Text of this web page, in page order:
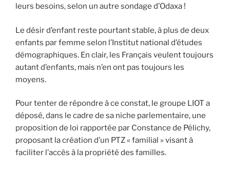
leurs besoins, selon un autre sondage d’Odaxa !
Le désir d’enfant reste pourtant stable, à plus de deux
enfants par femme selon l’Institut national d’études
démographiques. En clair, les Français veulent toujours
autant d’enfants, mais n’en ont pas toujours les
moyens.
Pour tenter de répondre à ce constat, le groupe LIOT a
déposé, dans le cadre de sa niche parlementaire, une
proposition de loi rapportée par Constance de Pélichy,
proposant la création d’un PTZ « familial » visant à
faciliter l’accès à la propriété des familles.